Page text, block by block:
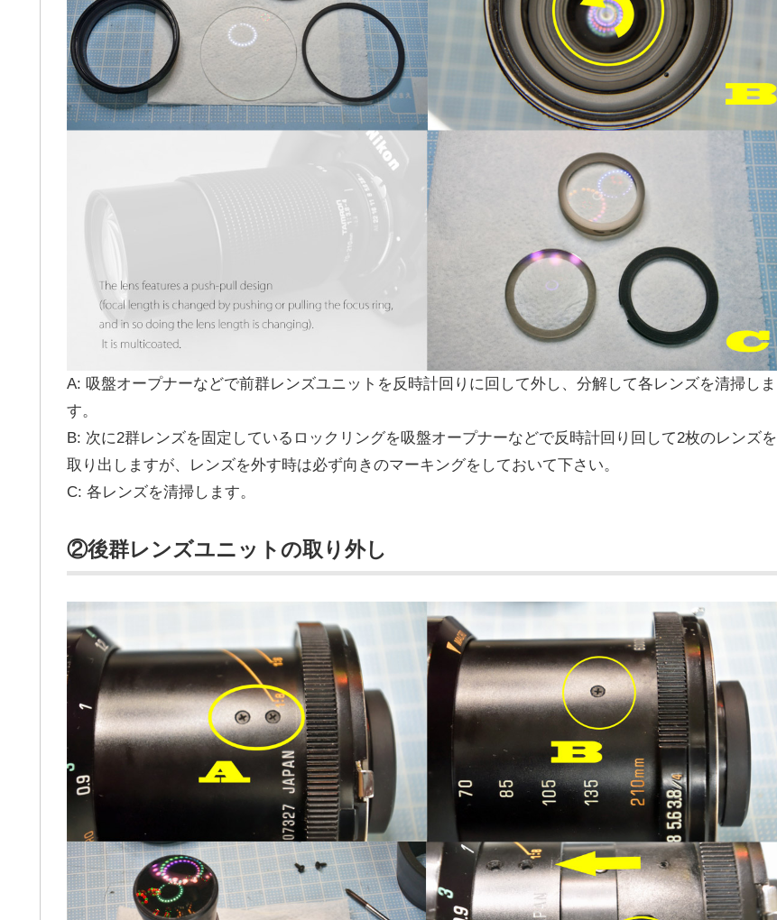
A: 吸盤オープナーなどで前群レンズユニットを反時計回りに回して外し、分解して各レンズを清掃しま
す。
B: 次に2群レンズを固定しているロックリングを吸盤オープナーなどで反時計回り回して2枚のレンズを
取り出しますが、レンズを外す時は必ず向きのマーキングをしておいて下さい。
C: 各レンズを清掃します。
②後群レンズユニットの取り外し